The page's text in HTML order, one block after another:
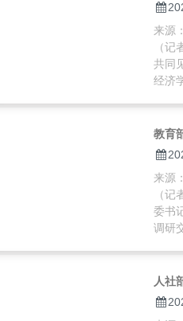
来源
（
共同
经济
教育
来源
（
委书
调研
人社